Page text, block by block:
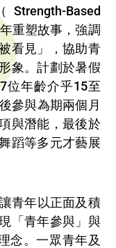
Based
重塑故事，強調
看見」，協助青
象。計劃於暑假
位年齡介乎15至
參與為期兩個月
與潛能，最後於
蹈等多元才藝展
青年以正面及積
「青年參與」與
念。一眾青年及